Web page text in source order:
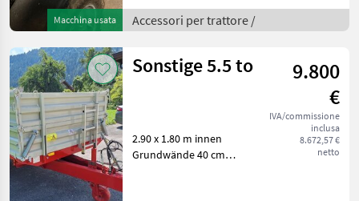
Macchina usata
steht. Wir inserieren auch
Maschinen, die sic
Accessori per trattore /
Sonstige 5.5 to
9.800
€
IVA/commissione
inclusa
8.672,57 €
netto
2.90 x 1.80 m innen
Grundwände 40 cm